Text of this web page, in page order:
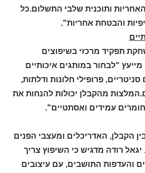
ותוכנית שלבי התשלום.כל
והבטחת אחריות".
תפקיד מרכזי בשיפוצים
מייעץ "לבחור במותגים איכותיים
פרופילי חלונות ודלתות,
מהקבלן יכולות להנחות את
עמידים ואסתטיים".
הקבלן, האדריכלים ומעצבי הפנים
יגאל רודה מדגיש כי השיפוץ צריך
והעדפות התושבים, עם עיצובים